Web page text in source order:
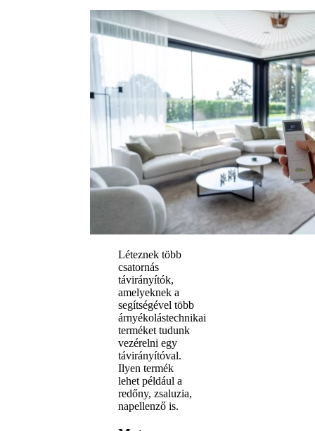
Léteznek több
csatornás
távirányítók,
amelyeknek a
segítségével több
árnyékolástechnikai
terméket tudunk
vezérelni egy
távirányítóval.
Ilyen termék
lehet például a
redőny, zsaluzia,
napellenző is.